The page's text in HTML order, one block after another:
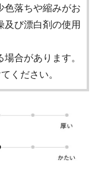
色落ちや縮みがお
及び漂白剤の使用
合があります。
ください。